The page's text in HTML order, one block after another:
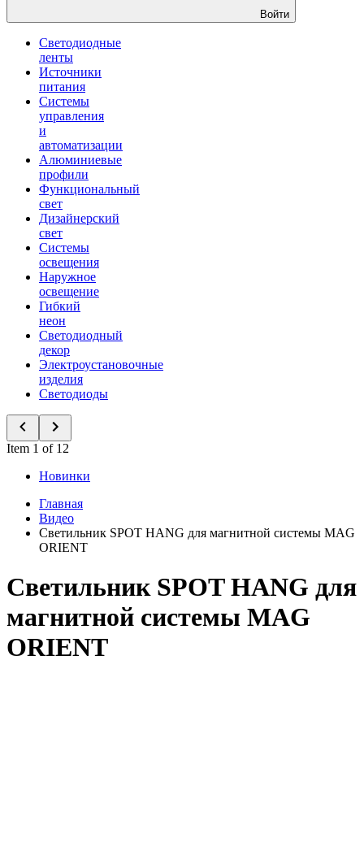
Войти
Светодиодные
ленты
Источники
питания
Системы
управления
и
автоматизации
Алюминиевые
профили
Функциональный
свет
Дизайнерский
свет
Системы
освещения
Наружное
освещение
Гибкий
неон
Светодиодный
декор
Электроустановочные
изделия
Светодиоды
Item 1 of 12
Новинки
Главная
Видео
Светильник SPOT HANG для магнитной системы MAG
ORIENT
Светильник SPOT HANG для
магнитной системы MAG
ORIENT